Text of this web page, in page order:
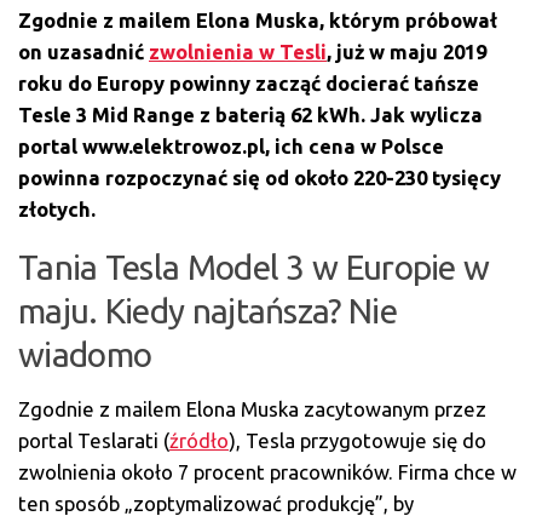
Zgodnie z mailem Elona Muska, którym próbował
on uzasadnić zwolnienia w Tesli, już w maju 2019
roku do Europy powinny zacząć docierać tańsze
Tesle 3 Mid Range z baterią 62 kWh. Jak wylicza
portal www.elektrowoz.pl, ich cena w Polsce
powinna rozpoczynać się od około 220-230 tysięcy
złotych.
Tania Tesla Model 3 w Europie w
maju. Kiedy najtańsza? Nie
wiadomo
Zgodnie z mailem Elona Muska zacytowanym przez
portal Teslarati (źródło), Tesla przygotowuje się do
zwolnienia około 7 procent pracowników. Firma chce w
ten sposób „zoptymalizować produkcję”, by